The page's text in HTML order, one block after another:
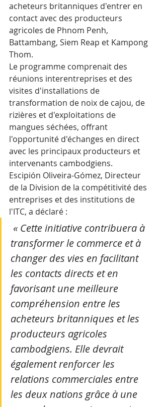
acheteurs britanniques d'entrer en
contact avec des producteurs
agricoles de Phnom Penh,
Battambang, Siem Reap et Kampong
Thom.
Le programme comprenait des
réunions interentreprises et des
visites d'installations de
transformation de noix de cajou, de
rizières et d'exploitations de
mangues séchées, offrant
l'opportunité d'échanges en direct
avec les principaux producteurs et
intervenants cambodgiens.
Escipión Oliveira-Gómez, Directeur
de la Division de la compétitivité des
entreprises et des institutions de
l'ITC, a déclaré :
transformer le commerce et à
changer des vies en facilitant
les contacts directs et en
favorisant une meilleure
compréhension entre les
acheteurs britanniques et les
producteurs agricoles
cambodgiens. Elle devrait
également renforcer les
relations commerciales entre
les deux nations grâce à une